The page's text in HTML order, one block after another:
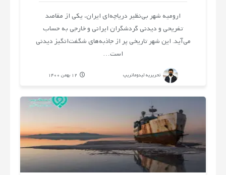
ارومیه شهر بی‌نظیر دریاچه‌ای ایران، یکی از مقاصد
تفریحی و دیدنی گردشگران ایرانی و خارجی به‌ حساب
می‌آید. این شهر تاریخی پر از جاذبه‌های شگفت‌انگیز دیدنی
است…
تحریریه لیدوماتریپ 12 بهمن 1400